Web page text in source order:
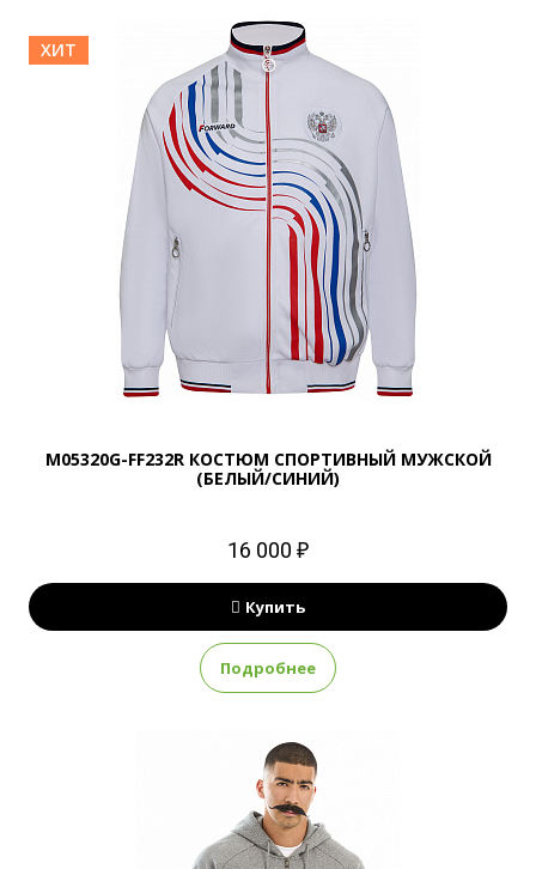
ХИТ
M05320G-FF232R КОСТЮМ СПОРТИВНЫЙ МУЖСКОЙ
(БЕЛЫЙ/СИНИЙ)
16 000 ₽
Купить
Подробнее